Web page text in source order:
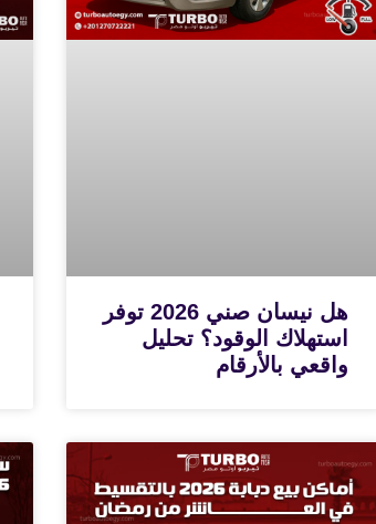
هل نيسان صني 2026 توفر
استهلاك الوقود؟ تحليل
واقعي بالأرقام